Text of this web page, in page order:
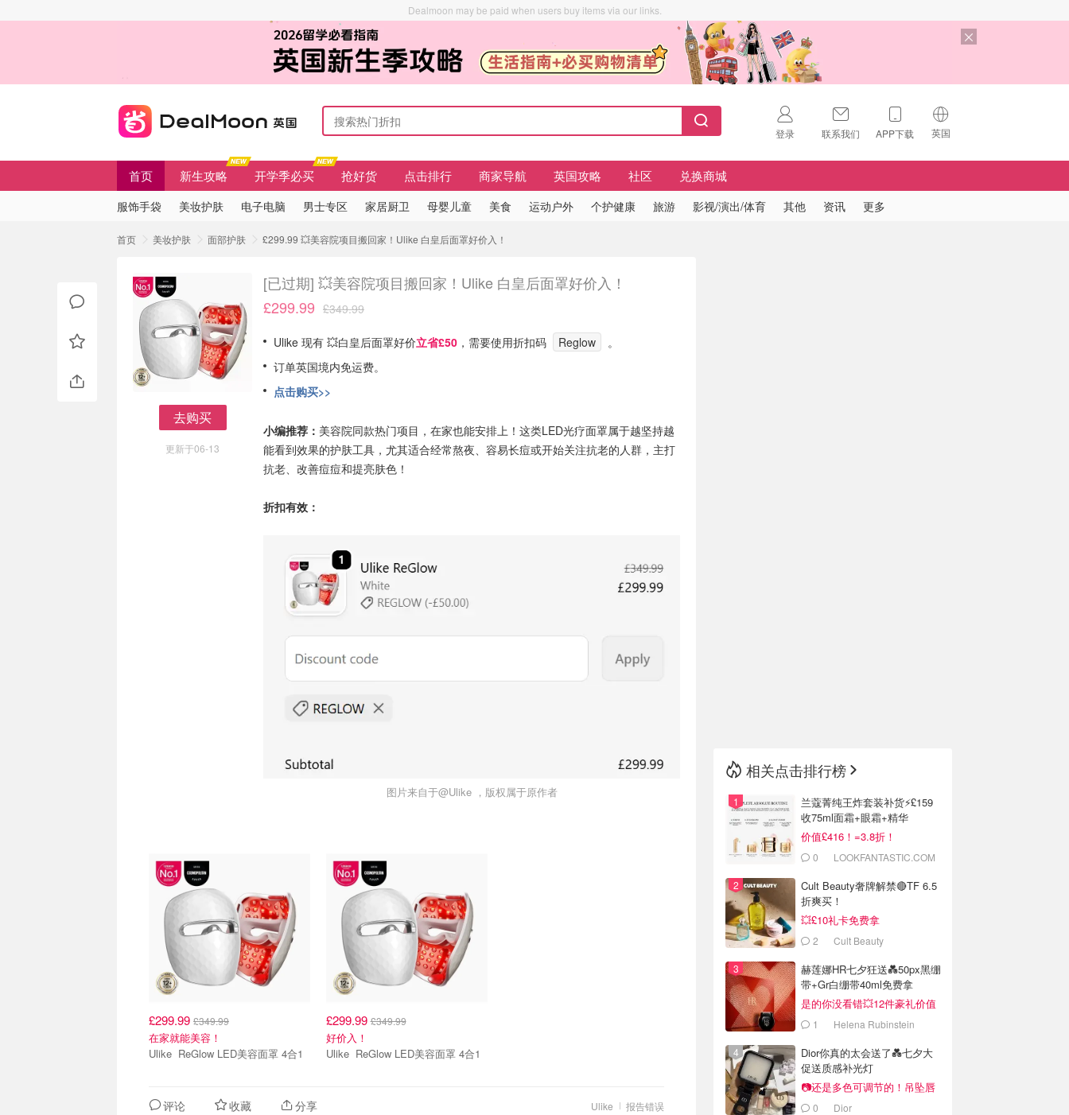
Dealmoon may be paid when users buy items via our links.
登录 联系我们 APP下载 英国
🇺🇸
🇨🇳
中国
首页 新生攻略 开学季必买 抢好货 点击排行 商家导航 英国攻略 社区 兑换商城
服饰手袋 美妆护肤 电子电脑 男士专区 家居厨卫 母婴儿童 美食 运动户外 个护健康 旅游 影视/演出/体育 其他 资讯 更多
首页 美妆护肤 面部护肤 £299.99 💥美容院项目搬回家！Ulike 白皇后面罩好价入！
去购买
更新于06-13
[已过期] 💥美容院项目搬回家！Ulike 白皇后面罩好价入！
£299.99 £349.99
Ulike 现有 💥白皇后面罩好价立省£50 ，需要使用折扣码 Reglow
。
订单英国境内免运费。
点击购买>>
小编推荐： 美容院同款热门项目，在家也能安排上！这类LED光疗面罩属于越坚持越
能看到效果的护肤工具，尤其适合经常熬夜、容易长痘或开始关注抗老的人群，主打
抗老、改善痘痘和提亮肤色！
折扣有效：
图片来自于@Ulike ，版权属于原作者
£299.99 £349.99
在家就能美容！
Ulike ReGlow LED美容面罩 4合1
£299.99£349.99
好价入！
Ulike ReGlow LED美容面罩 4合1
报告错误
Ulike
评论 收藏 分享
相关点击排行榜
兰蔻菁纯王炸套装补货⚡️£159
收75ml面霜+眼霜+精华
价值£416！=3.8折！
0 LOOKFANTASTIC.COM
Cult Beauty奢牌解禁🔴TF 6.5
折爽买！
💥£10礼卡免费拿
2 Cult Beauty
赫莲娜HR七夕狂送💑50px黑绷
带+Gr白绷带40ml免费拿
是的你没看错💥12件豪礼价值
£561+
1 Helena Rubinstein
Dior你真的太会送了💑七夕大
促送质感补光灯
📷还是多色可调节的！吊坠唇
蜜£33
0 Dior